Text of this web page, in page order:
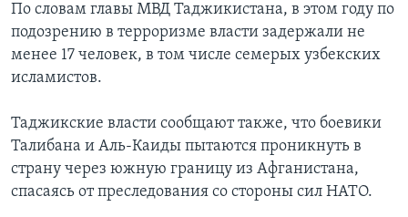
По словам главы МВД Таджикистана, в этом году по
подозрению в терроризме власти задержали не
менее 17 человек, в том числе семерых узбекских
исламистов.
Таджикские власти сообщают также, что боевики
Талибана и Аль-Каиды пытаются проникнуть в
страну через южную границу из Афганистана,
спасаясь от преследования со стороны сил НАТО.